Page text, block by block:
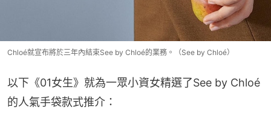
Chloé就宣布將於三年內結束See by Chloé的業務。（See by Chloé）
以下《01女生》就為一眾小資女精選了See by Chloé
的人氣手袋款式推介：